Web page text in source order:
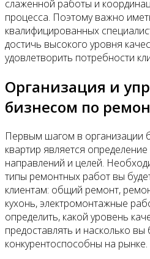
слаженной работы и
процесса. Поэтому важно
квалифицированных
достичь высокого уровня
удовлетворить потребности
Организация и
бизнесом по
Первым шагом в организации
квартир является
направлений и целей.
типы ремонтных работ вы
клиентам: общий ремонт,
кухонь, электромонтажные
определить, какой уровень
предоставлять и насколько вы
конкурентоспособны на рынке.